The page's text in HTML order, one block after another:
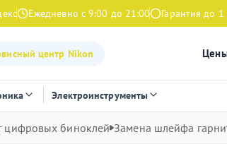
Ежедневно с 9:00 до 21:00 Гарантия до 1
центр Nikon
Электроинструменты
цифровых биноклей Замена шлейфа